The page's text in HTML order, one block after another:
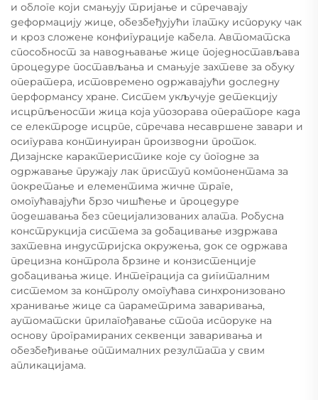
и облоге који смањују тријање и спречавају
деформацију жице, обезбеђујући глатку испоруку чак
и кроз сложене конфигурације кабела. Автоматска
способност за наводњавање жице поједностављава
процедуре постављања и смањује захтеве за обуку
оператера, истовремено одржавајући доследну
перформансу хране. Систем укључује детекцију
исцрпљености жица која упозорава операторе када
се електроде исцрпе, спречава несавршене завари и
осигурава континуиран производни проток.
Дизајнске карактеристике које су погодне за
одржавање пружају лак приступ компонентама за
покретање и елементима жичне траге,
омогућавајући брзо чишћење и процедуре
подешавања без специјализованих алата. Робусна
конструкција система за добацивање издржава
захтевна индустријска окружења, док се одржава
прецизна контрола брзине и конзистенције
добацивања жице. Интеграција са дигиталним
системом за контролу омогућава синхронизовано
хранивање жице са параметрима заваривања,
аутоматски прилагођавање стопа испоруке на
основу програмираних секвенци заваривања и
обезбеђивање оптималних резултата у свим
апликацијама.